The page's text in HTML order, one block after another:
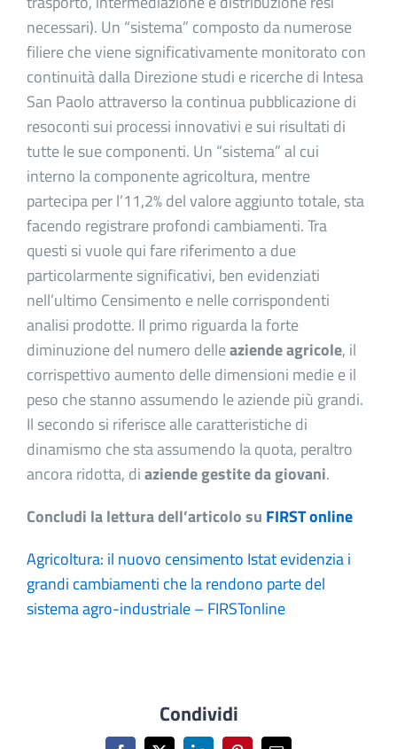
necessari). Un “sistema” composto da numerose
filiere che viene significativamente monitorato con
continuità dalla Direzione studi e ricerche di Intesa
San Paolo attraverso la continua pubblicazione di
resoconti sui processi innovativi e sui risultati di
tutte le sue componenti. Un “sistema” al cui
interno la componente agricoltura, mentre
partecipa per l’11,2% del valore aggiunto totale, sta
facendo registrare profondi cambiamenti. Tra
questi si vuole qui fare riferimento a due
particolarmente significativi, ben evidenziati
nell’ultimo Censimento e nelle corrispondenti
analisi prodotte. Il primo riguarda la forte
diminuzione del numero delleaziende agricole, il
corrispettivo aumento delle dimensioni medie e il
peso che stanno assumendo le aziende più grandi.
Il secondo si riferisce alle caratteristiche di
dinamismo che sta assumendo la quota, peraltro
ancora ridotta, diaziende gestite da giovani.
Concludi la lettura dell’articolo su FIRST online
Agricoltura: il nuovo censimento Istat evidenzia i
grandi cambiamenti che la rendono parte del
sistema agro-industriale – FIRSTonline
Condividi